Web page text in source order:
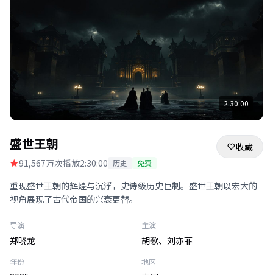
2:30:00
盛世王朝
91,567万次播放2:30:00 历史 免费
收藏
重现盛世王朝的辉煌与沉浮，史诗级历史巨制。盛世王朝以宏大的
视角展现了古代帝国的兴衰更替。
导演
郑晓龙
主演
胡歌、刘亦菲
年份 地区